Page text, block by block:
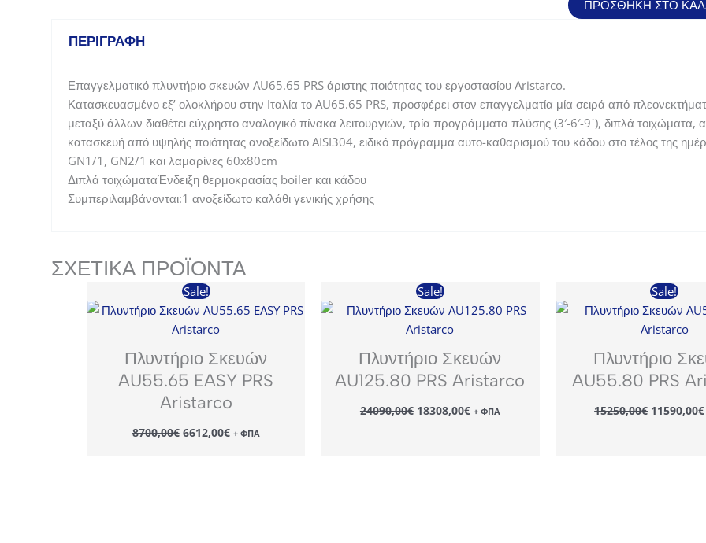
PRS
ΠΡΟΣΘΉΚΗ ΣΤΟ
ΠΕΡΙΓΡΑΦΉ
Επαγγελματικό πλυντήριο σκευών AU65.65 PRS άριστης ποιότητας του εργοστασίου Aristarco.
Κατασκευασμένο εξ’ ολοκλήρου στην Ιταλία το AU65.65 PRS, προσφέρει στον επαγγελματία μία σειρά από
μεταξύ άλλων διαθέτει εύχρηστο αναλογικό πίνακα λειτουργιών, τρία προγράμματα πλύσης (3′-6′-9΄), διπλά
κατασκευή από υψηλής ποιότητας ανοξείδωτο AISI304, ειδικό πρόγραμμα αυτο-καθαρισμού του κάδου στο τέλος της
GN1/1, GN2/1 και λαμαρίνες 60x80cm
Διπλά τοιχώματαΈνδειξη θερμοκρασίας boiler και κάδου
Συμπεριλαμβάνονται:1 ανοξείδωτο καλάθι γενικής χρήσης
ΣΧΕΤΙΚΆ ΠΡΟΪΌΝΤΑ
Sale!
Πλυντήριο Σκευών
AU55.65 EASY PRS
Aristarco
8700,00€ Original
price
6612,00€Η
τρέχουσα
+ ΦΠΑ
Sale!
Πλυντήριο Σκευών
AU125.80 PRS Aristarco
24090,00€ Original
price
18308,00€Η
τρέχουσα
+ ΦΠΑ
Sale!
Πλυντήριο
AU55.80 PRS
15250,00€ Original
price
11590,00€Η